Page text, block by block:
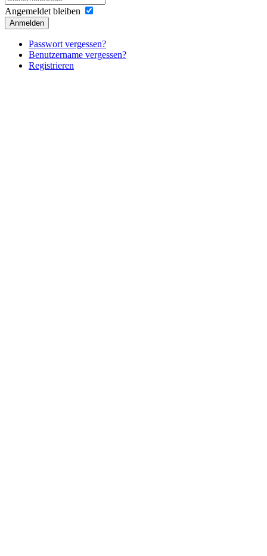
Angemeldet bleiben
Anmelden
Passwort vergessen?
Benutzername vergessen?
Registrieren